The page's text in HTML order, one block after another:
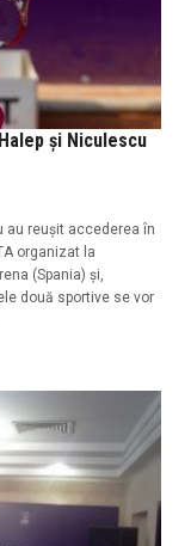
şi Niculescu
au reuşit accederea în
organizat la
(Spania) şi,
două sportive se vor